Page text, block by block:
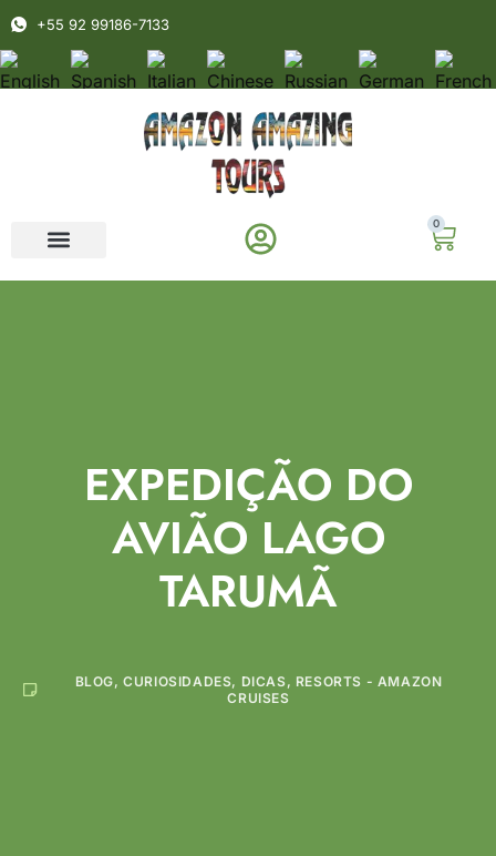
+55 92 99186-7133
0
EXPEDIÇÃO DO
AVIÃO LAGO
TARUMÃ
BLOG,CURIOSIDADES, DICAS, RESORTS - AMAZON
CRUISES